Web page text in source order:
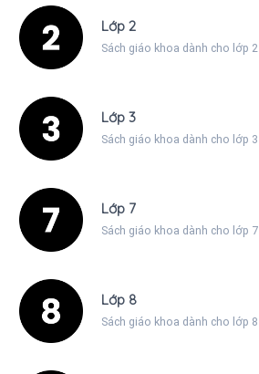
Lớp 2
Sách giáo khoa dành cho lớp 2
Lớp 3
Sách giáo khoa dành cho lớp 3
Lớp 7
Sách giáo khoa dành cho lớp 7
Lớp 8
Sách giáo khoa dành cho lớp 8